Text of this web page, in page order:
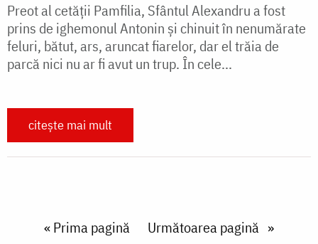
Preot al cetății Pamfilia, Sfântul Alexandru a fost
prins de ighemonul Antonin și chinuit în nenumărate
feluri, bătut, ars, aruncat fiarelor, dar el trăia de
parcă nici nu ar fi avut un trup. În cele...
citește mai mult
PaginareFirst page
« Prima pagină Next page
Următoarea pagină